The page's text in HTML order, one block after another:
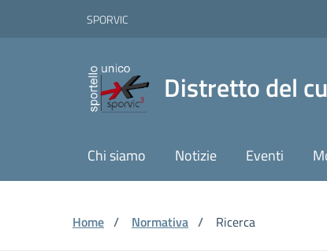
Skip to Main Content
SPORVIC
Distretto del
Chi siamo Notizie Eventi
Home / Normativa / Ricerca